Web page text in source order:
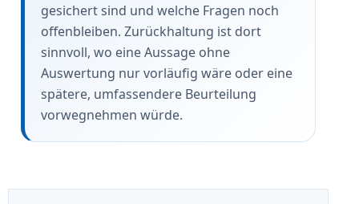
gesichert sind und welche Fragen noch
offenbleiben. Zurückhaltung ist dort
sinnvoll, wo eine Aussage ohne
Auswertung nur vorläufig wäre oder eine
spätere, umfassendere Beurteilung
vorwegnehmen würde.